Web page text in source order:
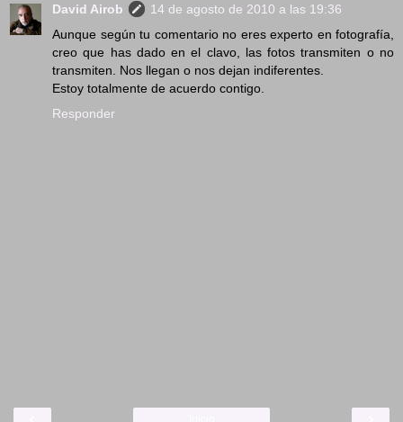
David Airob
14 de agosto de 2010 a las 19:36
Aunque según tu comentario no eres experto en fotografía,
creo que has dado en el clavo, las fotos transmiten o no
transmiten. Nos llegan o nos dejan indiferentes.
Estoy totalmente de acuerdo contigo.
Responder